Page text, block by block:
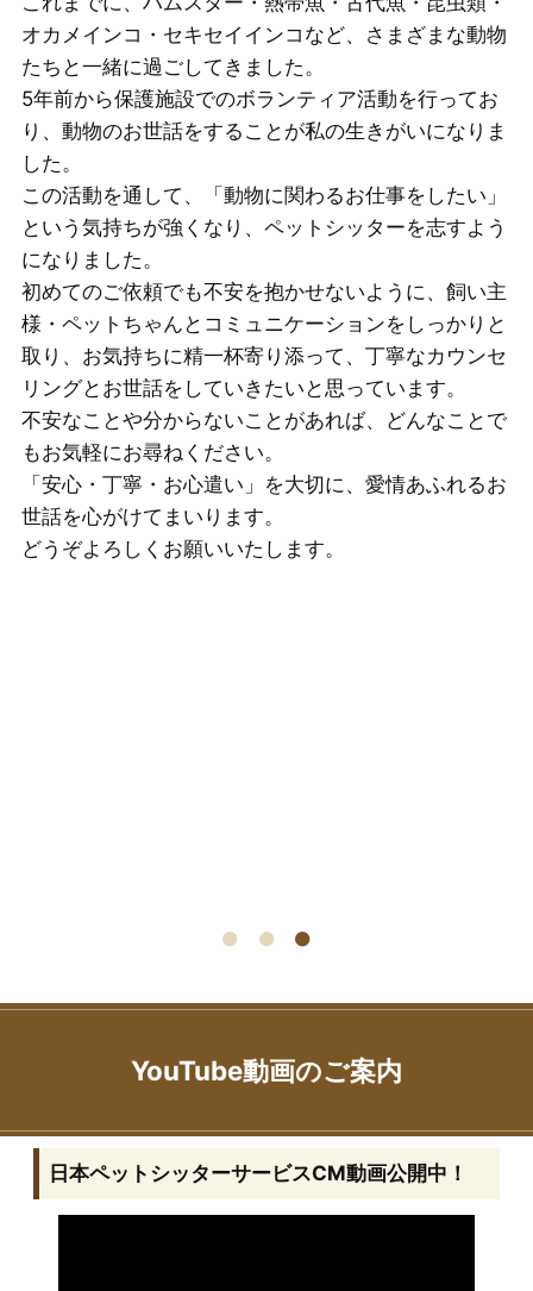
オカメインコ・セキセイインコなど、さまざまな動物
たちと一緒に過ごしてきました。
5年前から保護施設でのボランティア活動を行ってお
り、動物のお世話をすることが私の生きがいになりま
した。
この活動を通して、「動物に関わるお仕事をしたい」
という気持ちが強くなり、ペットシッターを志すよう
になりました。
初めてのご依頼でも不安を抱かせないように、飼い主
様・ペットちゃんとコミュニケーションをしっかりと
取り、お気持ちに精一杯寄り添って、丁寧なカウンセ
リングとお世話をしていきたいと思っています。
不安なことや分からないことがあれば、どんなことで
もお気軽にお尋ねください。
「安心・丁寧・お心遣い」を大切に、愛情あふれるお
世話を心がけてまいります。
どうぞよろしくお願いいたします。
YouTube動画のご案内
日本ペットシッターサービスCM動画公開中！